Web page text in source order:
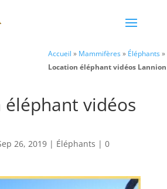
Accueil » Mammifères» Éléphants»
Location éléphant vidéos Lannion
éléphant vidéos
26, 2019| Éléphants | 0